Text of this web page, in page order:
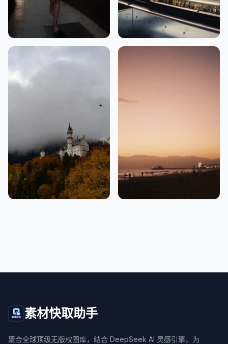
素材快取助手
聚合全球顶级无版权图库，结合 DeepSeek AI 灵感引擎，为